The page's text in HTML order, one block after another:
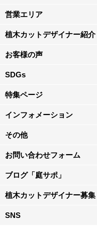
営業エリア
植木カットデザイナー紹介
お客様の声
SDGs
特集ページ
インフォメーション
その他
お問い合わせフォーム
ブログ「庭サポ」
植木カットデザイナー募集
SNS